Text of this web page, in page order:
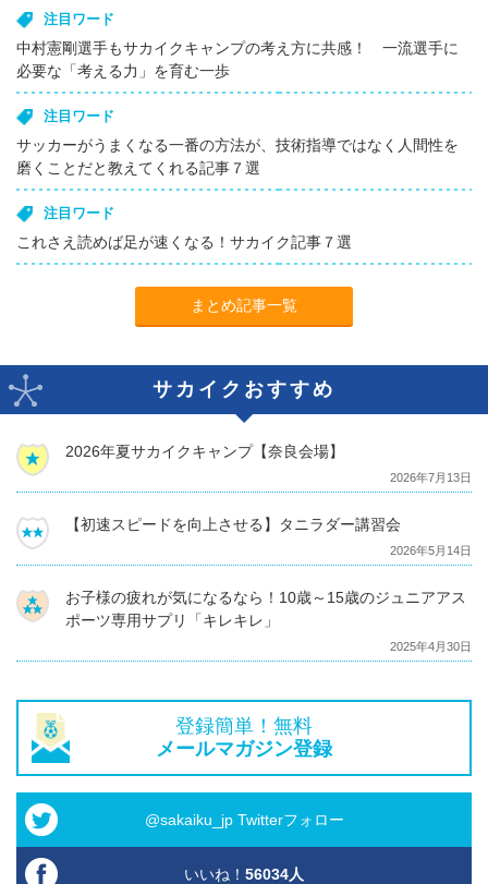
注目ワード
中村憲剛選手もサカイクキャンプの考え方に共感！ 一流選手に
必要な「考える力」を育む一歩
注目ワード
サッカーがうまくなる一番の方法が、技術指導ではなく人間性を
磨くことだと教えてくれる記事７選
注目ワード
これさえ読めば足が速くなる！サカイク記事７選
まとめ記事一覧
サカイクおすすめ
2026年夏サカイクキャンプ【奈良会場】
2026年7月13日
【初速スピードを向上させる】タニラダー講習会
2026年5月14日
お子様の疲れが気になるなら！10歳～15歳のジュニアアス
ポーツ専用サプリ「キレキレ」
2025年4月30日
登録簡単！無料
メールマガジン登録
@sakaiku_jp Twitterフォロー
いいね！ 56034人